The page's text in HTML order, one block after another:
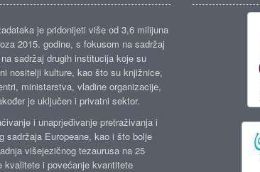
je pridonijeti više od 3,6 milijuna
2015. godine, s fokusom na sadržaj
sadržaj drugih institucija koje su
nositelji kulture, kao što su knjižnice,
ministarstva, vladine organizacije,
je uključen i privatni sektor.
i unaprjeđivanje pretraživanja i
sadržaja Europeane, kao i što bolje
višejezičnog tezaurusa na 25
kvalitete i povećanje kvantitete